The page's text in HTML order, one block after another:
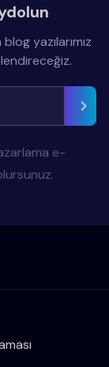
yazılarımız
e-